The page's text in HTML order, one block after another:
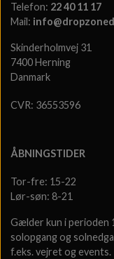
Telefon: 22 40 11 17
Mail:
Skinderholmvej 31
7400 Herning
Danmark
CVR: 36553596
ÅBNINGSTIDER
Tor-fre: 15-22
Lør-søn: 8-21
Gælder kun i perioden
solopgang og
f.eks. vejret og events.